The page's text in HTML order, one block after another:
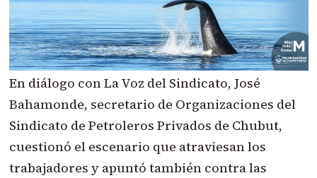
En diálogo con La Voz del Sindicato, José
Bahamonde, secretario de Organizaciones del
Sindicato de Petroleros Privados de Chubut,
cuestionó el escenario que atraviesan los
trabajadores y apuntó también contra las